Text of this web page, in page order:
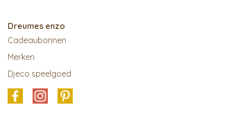
Dreumes enzo
Cadeaubonnen
Merken
Djeco speelgoed